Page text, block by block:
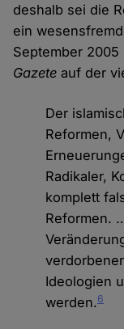
deshalb sei die
ein
September
Gazete auf der
Der
Reformen,
Radikaler,
komplett
Reformen.
Ideologien
werden.6